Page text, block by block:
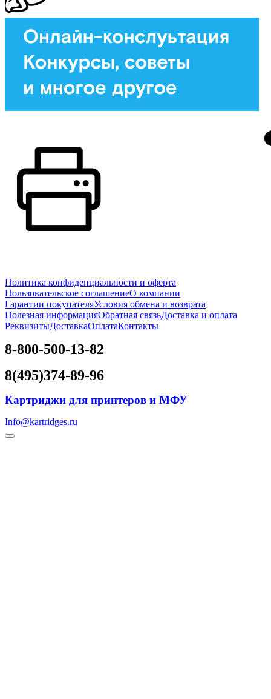
Политика конфиденциальности и оферта
Пользовательское соглашениеО компании
Гарантии покупателяУсловия обмена и возврата
Полезная информацияОбратная связьДоставка и оплата
РеквизитыДоставкаОплатаКонтакты
8-800-500-13-82
8(495)374-89-96
Картриджи для принтеров и МФУ
Info@kartridges.ru